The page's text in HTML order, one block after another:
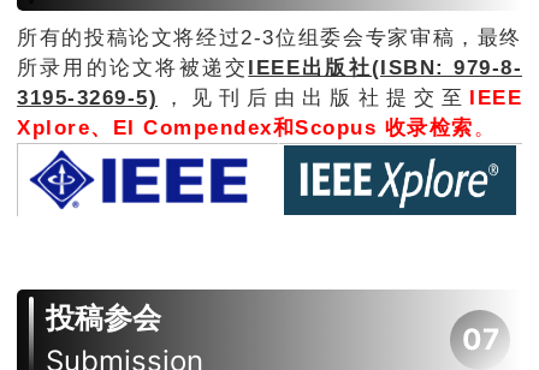
所有的投稿论文将经过2-3位组委会专家审稿，最终
所录用的论文将被递交 IEEE出版社(ISBN: 979-8-
3195-3269-5)
，见刊后由出版社提交至 IEEE
Xplore、 EI Compendex和Scopus 收录检索 。
投稿参会
Submission
07